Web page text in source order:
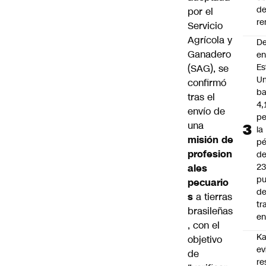
por el
Servicio
Agrícola y
Ganadero
(SAG), se
confirmó
tras el
envío de
una
misión de
profesion
ales
pecuario
s a tierras
brasileñas
, con el
objetivo
de
de
en
la
de
de